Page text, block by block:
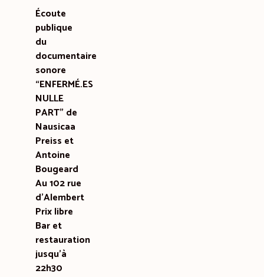
Écoute
publique
du
documentaire
sonore
“ENFERMÉ.ES
NULLE
PART” de
Nausicaa
Preiss et
Antoine
Bougeard
Au 102 rue
d’Alembert
Prix libre
Bar et
restauration
jusqu’à
22h30